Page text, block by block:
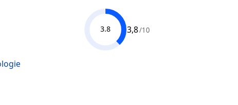
3.8 3,8/10